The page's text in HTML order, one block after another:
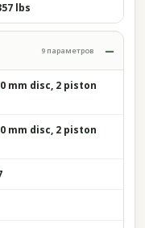
lbs
9 параметров
mm disc, 2 piston
mm disc, 2 piston